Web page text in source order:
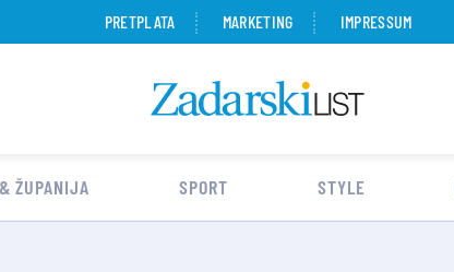
PRETPLATA MARKETING IMPRESSUM
ŽUPANIJA SPORT STYLE